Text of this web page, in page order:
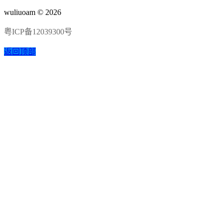
wuliuoam © 2026
粤ICP备12039300号
返回顶部